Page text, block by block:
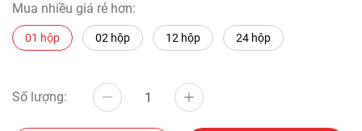
Mua nhiều giá rẻ hơn:
01 hộp 02 hộp 12 hộp 24 hộp
Số lượng: